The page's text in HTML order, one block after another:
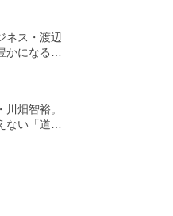
ネス・渡辺
かになる…
畑智裕。
ない「道…